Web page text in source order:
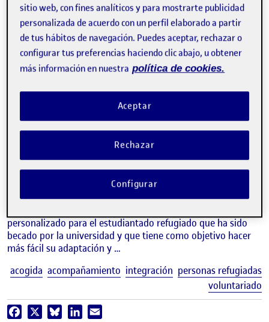
video
Innovación en la acogida de
estudiantes en línea: recursos y
figuras de acompañamiento
ALEIDA GIRALTE, PATRICIA BENSON Y JOAN ROS.
Área de Globalización y Cooperación, UOC
personalizado para el estudiantado refugiado que ha sido
becado por la universidad y que tiene como objetivo hacer
más fácil su adaptación y …
acogida acompañamiento integración personas refugiadas
voluntariado
Facebook BlueskyLinkedIn
sitio web, con fines analíticos y para mostrarte publicidad
personalizada de acuerdo con un perfil elaborado a partir
de tus hábitos de navegación. Puedes aceptar, rechazar o
configurar tus preferencias haciendo clic abajo, u obtener
más información en nuestra política de cookies.
Rechazar
Aceptar
Configurar